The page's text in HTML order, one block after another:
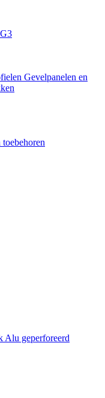
Gevelpanelen en
toebehoren
Alu geperforeerd